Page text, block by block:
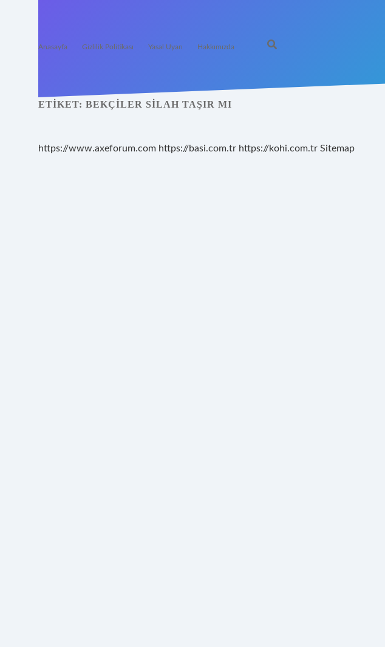
Anasayfa Gizlilik Politikası Yasal Uyarı Hakkımızda
ETIKET: BEKÇILER SILAH TAŞIR MI
https://www.axeforum.com https://basi.com.tr https://kohi.com.tr Sitemap